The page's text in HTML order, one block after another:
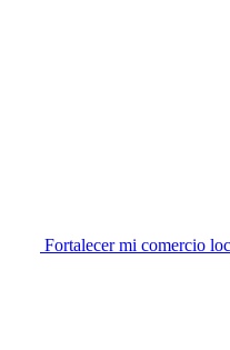
Fortalecer mi comercio